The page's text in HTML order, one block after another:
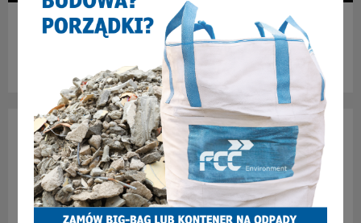
POLECANY FB